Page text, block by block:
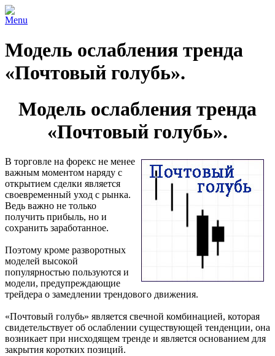
Menu
Модель ослабления тренда
«Почтовый голубь».
Модель ослабления тренда
«Почтовый голубь».
В торговле на форекс не менее
важным моментом наряду с
открытием сделки является
своевременный уход с рынка.
Ведь важно не только
получить прибыль, но и
сохранить заработанное.
Поэтому кроме разворотных
моделей высокой
популярностью пользуются и
модели, предупреждающие
трейдера о замедлении трендового движения.
«Почтовый голубь» является свечной комбинацией, которая
свидетельствует об ослаблении существующей тенденции, она
возникает при нисходящем тренде и является основанием для
закрытия коротких позиций.